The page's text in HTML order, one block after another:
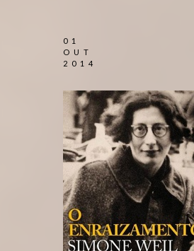
01
OUT
2014